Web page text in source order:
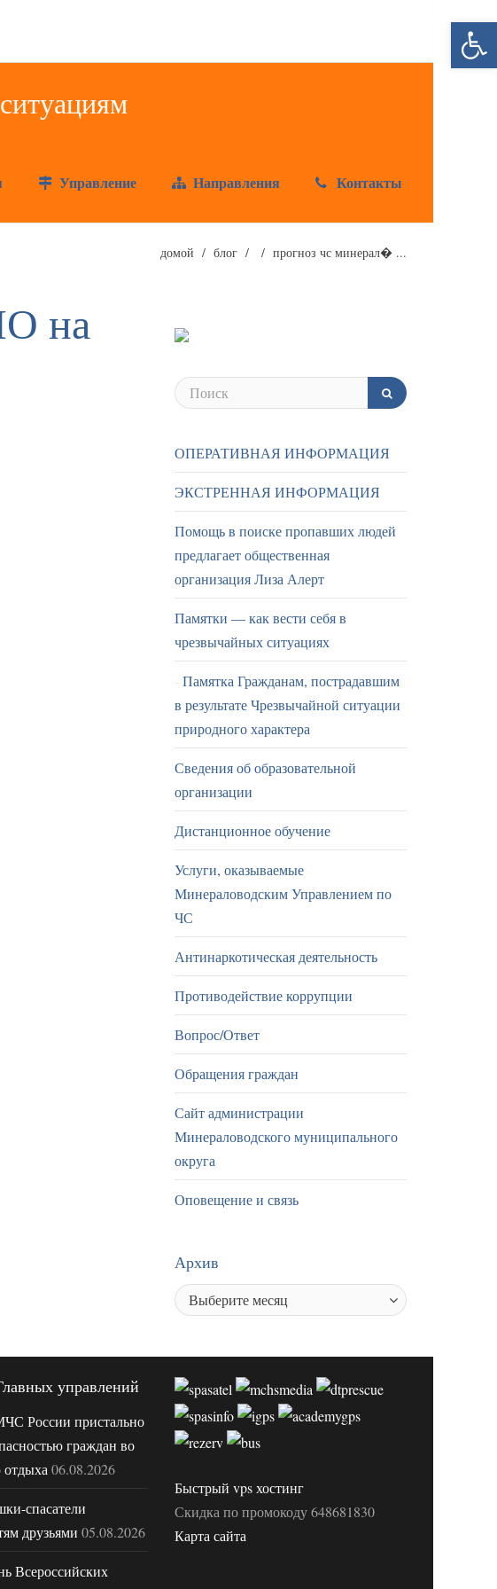
Управление Направления Контакты
домой блог прогноз чс минерал� ...
на
ОПЕРАТИВНАЯ ИНФОРМАЦИЯ
ЭКСТРЕННАЯ ИНФОРМАЦИЯ
Помощь в поиске пропавших людей
предлагает общественная
организация Лиза Алерт
Памятки — как вести себя в
чрезвычайных ситуациях
Памятка Гражданам, пострадавшим
в результате Чрезвычайной ситуации
природного характера
Сведения об образовательной
организации
Дистанционное обучение
Услуги, оказываемые
Минераловодским Управлением по
ЧС
Антинаркотическая деятельность
Противодействие коррупции
Вопрос/Ответ
Обращения граждан
Сайт администрации
Минераловодского муниципального
округа
Оповещение и связь
Архив
управлений
России пристально
граждан во
отдыха 06.08.2026
спасатели
друзьями 05.08.2026
Всероссийских
Быстрый vps хостинг
Скидка по промокоду 648681830
Карта сайта